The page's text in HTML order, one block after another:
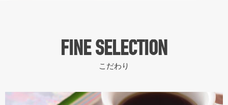
FINE SELECTION
こだわり